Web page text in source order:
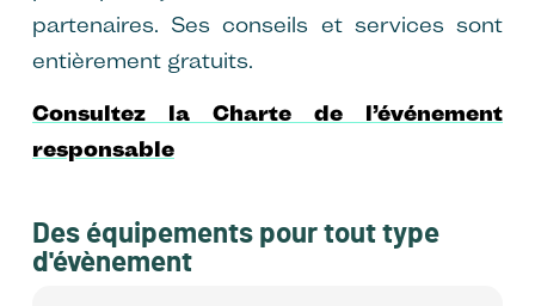
partenaires. Ses conseils et services sont
entièrement gratuits.
Consultez la Charte de l’événement
responsable
Des équipements pour tout type
d'évènement